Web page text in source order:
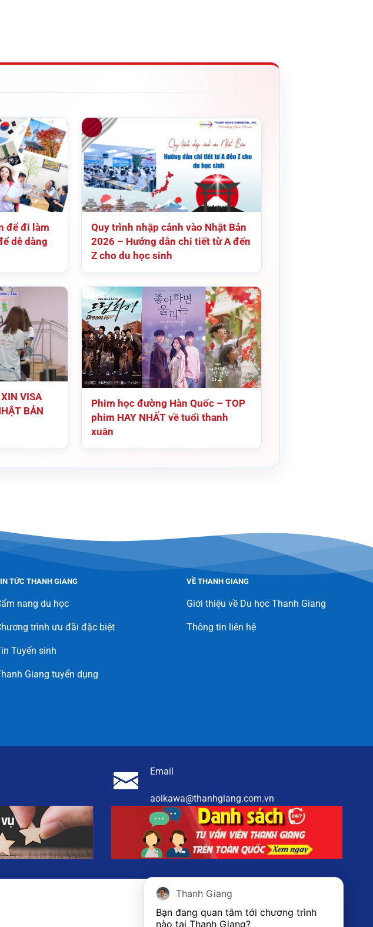
để đi làm
dễ dàng
Quy trình nhập cảnh vào Nhật Bản
2026 – Hướng dẫn chi tiết từ A đến
Z cho du học sinh
VISA
BẢN
Phim học đường Hàn Quốc – TOP
phim HAY NHẤT về tuổi thanh
xuân
TỨC THANH GIANG
nang du học
trình ưu đãi đặc biệt
Tuyển sinh
Giang tuyển dụng
VỀ THANH GIANG
Giới thiệu về Du học Thanh Giang
Thông tin liên hệ
Email
aoikawa@thanhgiang.com.vn
Thanh Giang
Bạn đang quan tâm tới chương trình
nào tại Thanh Giang?